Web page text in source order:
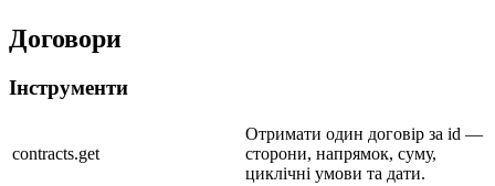
Договори
Інструменти
contracts.get
Отримати один договір за id —
сторони, напрямок, суму,
циклічні умови та дати.